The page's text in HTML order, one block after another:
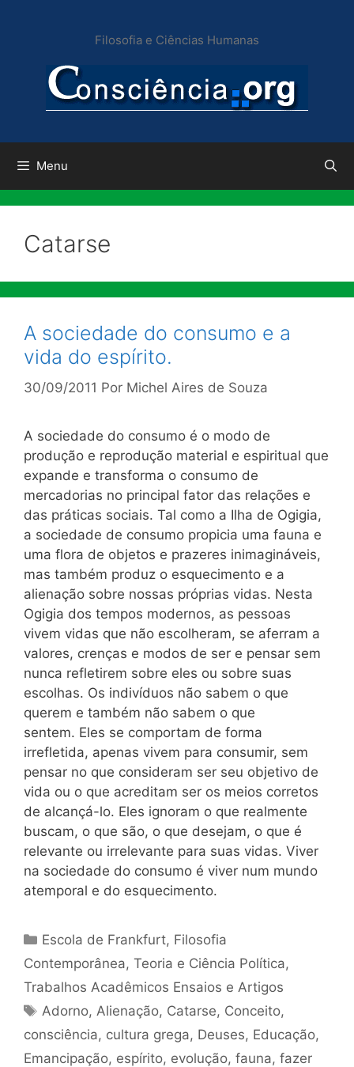
conteúdo
Filosofia e Ciências Humanas
Menu
Catarse
A sociedade do consumo e a
vida do espírito.
30/09/2011 Por Michel Aires de Souza
A sociedade do consumo é o modo de
produção e reprodução material e espiritual que
expande e transforma o consumo de
mercadorias no principal fator das relações e
das práticas sociais. Tal como a Ilha de Ogigia,
a sociedade de consumo propicia uma fauna e
uma flora de objetos e prazeres inimagináveis,
mas também produz o esquecimento e a
alienação sobre nossas próprias vidas. Nesta
Ogigia dos tempos modernos, as pessoas
vivem vidas que não escolheram, se aferram a
valores, crenças e modos de ser e pensar sem
nunca refletirem sobre eles ou sobre suas
escolhas. Os indivíduos não sabem o que
querem e também não sabem o que
sentem. Eles se comportam de forma
irrefletida, apenas vivem para consumir, sem
pensar no que consideram ser seu objetivo de
vida ou o que acreditam ser os meios corretos
de alcançá-lo. Eles ignoram o que realmente
buscam, o que são, o que desejam, o que é
relevante ou irrelevante para suas vidas. Viver
na sociedade do consumo é viver num mundo
atemporal e do esquecimento.
Categorias
Escola de Frankfurt, Filosofia
Contemporânea, Teoria e Ciência Política,
Trabalhos Acadêmicos Ensaios e Artigos
Tags
Adorno, Alienação, Catarse, Conceito,
consciência, cultura grega, Deuses, Educação,
Emancipação, espírito, evolução, fauna, fazer